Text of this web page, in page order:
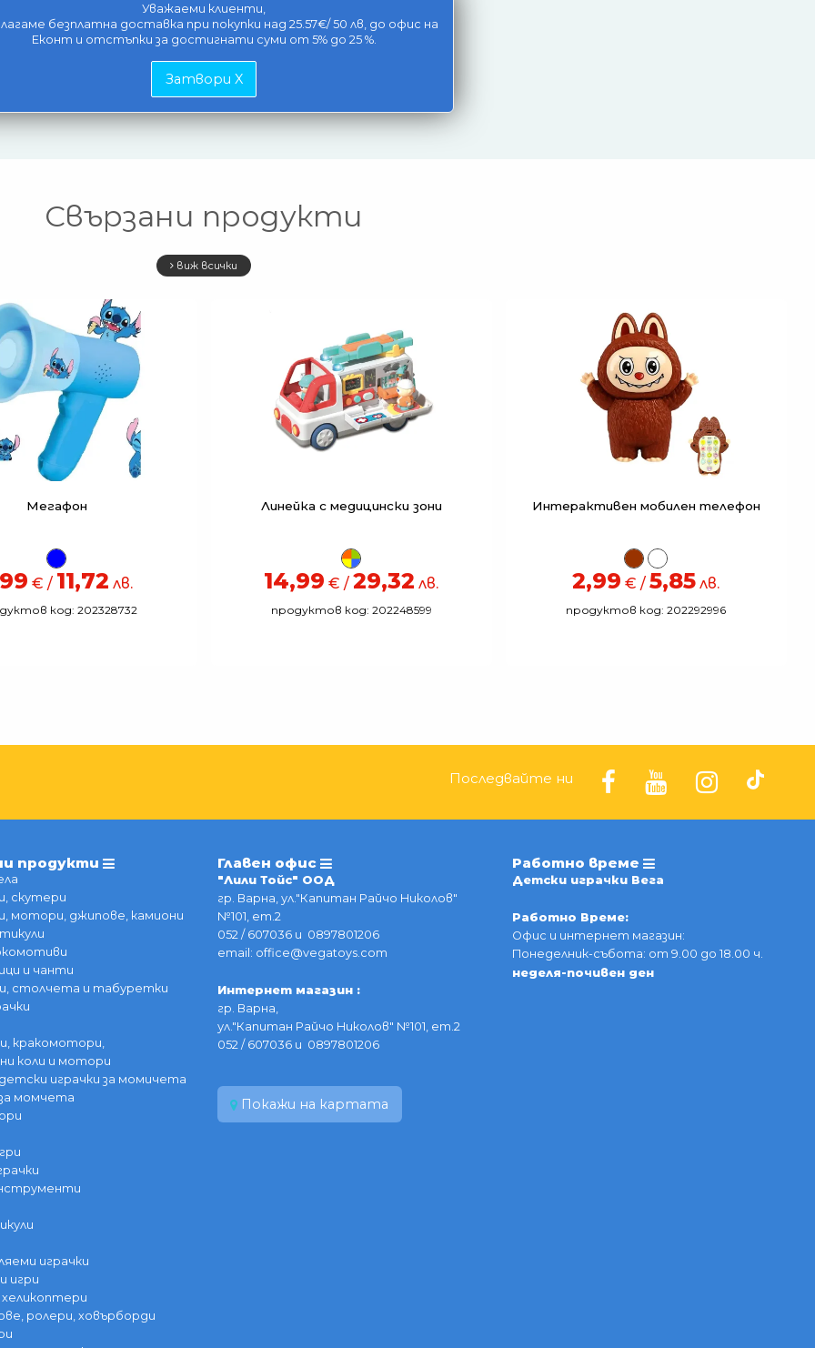
Уважаеми клиенти,
безплатна доставка при покупки над 25.57€/ 50 лв, до офис на
Еконт и отстъпки за достигнати суми от 5% до 25 %.
Затвори X
Свързани продукти
виж всички
Мегафон
€ / 11,72 лв.
код: 202328732
Линейка с медицински зони
14,99 € / 29,32 лв.
продуктов код: 202248599
Интерактивен мобилен телефон
2,99 € / 5,85 лв.
продуктов код: 202292996
Последвайте ни
продукти
скутери
мотори, джипове, камиони
и чанти
столчета и табуретки
кракомотори,
коли и мотори
играчки за момичета
момчета
играчки
игри
ролери, ховърборди
Главен офис
"Лили Тойс" ООД
гр. Варна, ул."Капитан Райчо Николов"
№101, ет.2
052 / 607036 и 0897801206
email: office@vegatoys.com
Интернет магазин :
гр. Варна,
ул."Капитан Райчо Николов" №101, ет.2
052 / 607036 и 0897801206
Покажи на картата
Работно време
Детски играчки Вега
Работно Време:
Офис и интернет магазин:
Понеделник-събота: от 9.00 до 18.00 ч.
неделя-почивен ден